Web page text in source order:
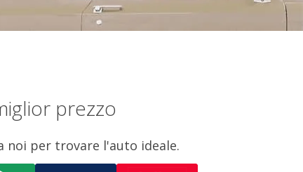
prezzo
noi per trovare l'auto ideale.